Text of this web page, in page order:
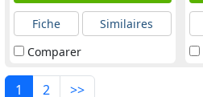
Fiche
Similaires
Comparer
1 2 >>